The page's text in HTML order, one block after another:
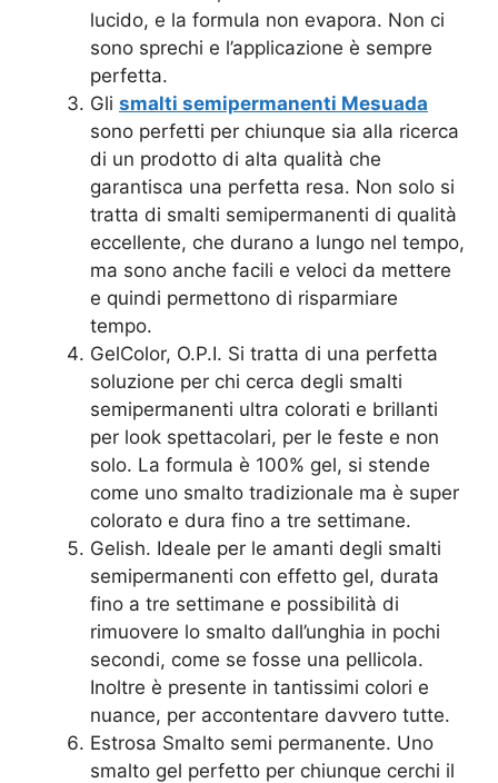
lucido, e la formula non evapora. Non ci
sono sprechi e l’applicazione è sempre
perfetta.
Gli smalti semipermanenti Mesuada
sono perfetti per chiunque sia alla ricerca
di un prodotto di alta qualità che
garantisca una perfetta resa. Non solo si
tratta di smalti semipermanenti di qualità
eccellente, che durano a lungo nel tempo,
ma sono anche facili e veloci da mettere
e quindi permettono di risparmiare
tempo.
GelColor, O.P.I. Si tratta di una perfetta
soluzione per chi cerca degli smalti
semipermanenti ultra colorati e brillanti
per look spettacolari, per le feste e non
solo. La formula è 100% gel, si stende
come uno smalto tradizionale ma è super
colorato e dura fino a tre settimane.
Gelish. Ideale per le amanti degli smalti
semipermanenti con effetto gel, durata
fino a tre settimane e possibilità di
rimuovere lo smalto dall’unghia in pochi
secondi, come se fosse una pellicola.
Inoltre è presente in tantissimi colori e
nuance, per accontentare davvero tutte.
Estrosa Smalto semi permanente. Uno
smalto gel perfetto per chiunque cerchi il